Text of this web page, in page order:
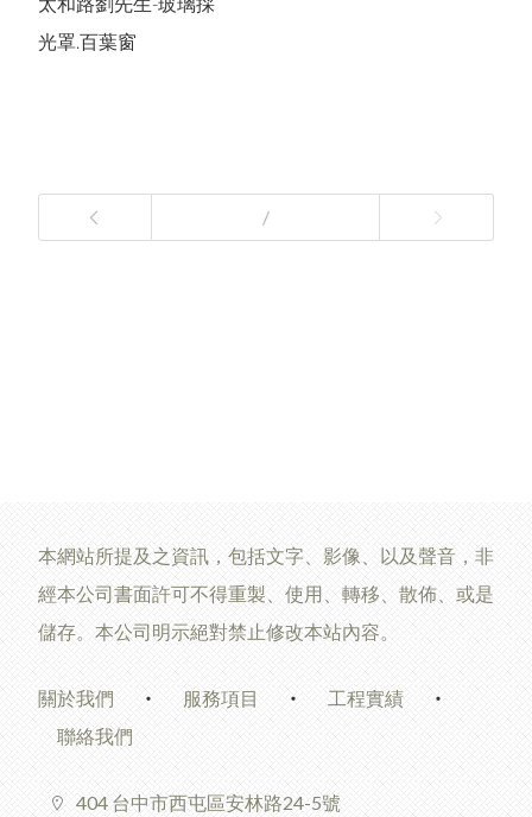
光罩.百葉窗
/
本網站所提及之資訊，包括文字、影像、以及聲音，非
經本公司書面許可不得重製、使用、轉移、散佈、或是
儲存。本公司明示絕對禁止修改本站內容。
關於我們 服務項目
工程實績
聯絡我們
404 台中市西屯區安林路24-5號